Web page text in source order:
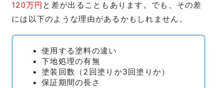
120万円 と差が出ることもあります。でも、その差
には以下のような理由があるかもしれません。
使用する塗料の違い
下地処理の有無
塗装回数（2回塗りか3回塗りか）
保証期間の長さ